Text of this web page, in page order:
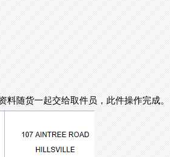
料随货一起交给取件员，此件操作完成。